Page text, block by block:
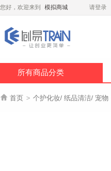
您好，欢迎来到 模拟商城 请登录
所有商品分类
 首页 > 个护化妆/ 纸品清洁/ 宠物